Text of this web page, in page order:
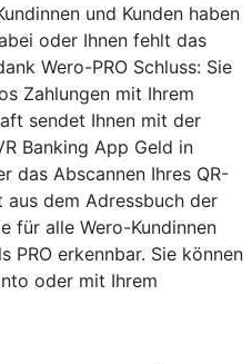
und Kunden haben
oder Ihnen fehlt das
Wero-PRO Schluss: Sie
Zahlungen mit Ihrem
sendet Ihnen mit der
Banking App Geld in
das Abscannen Ihres QR-
dem Adressbuch der
für alle Wero-Kundinnen
PRO erkennbar. Sie können
oder mit Ihrem